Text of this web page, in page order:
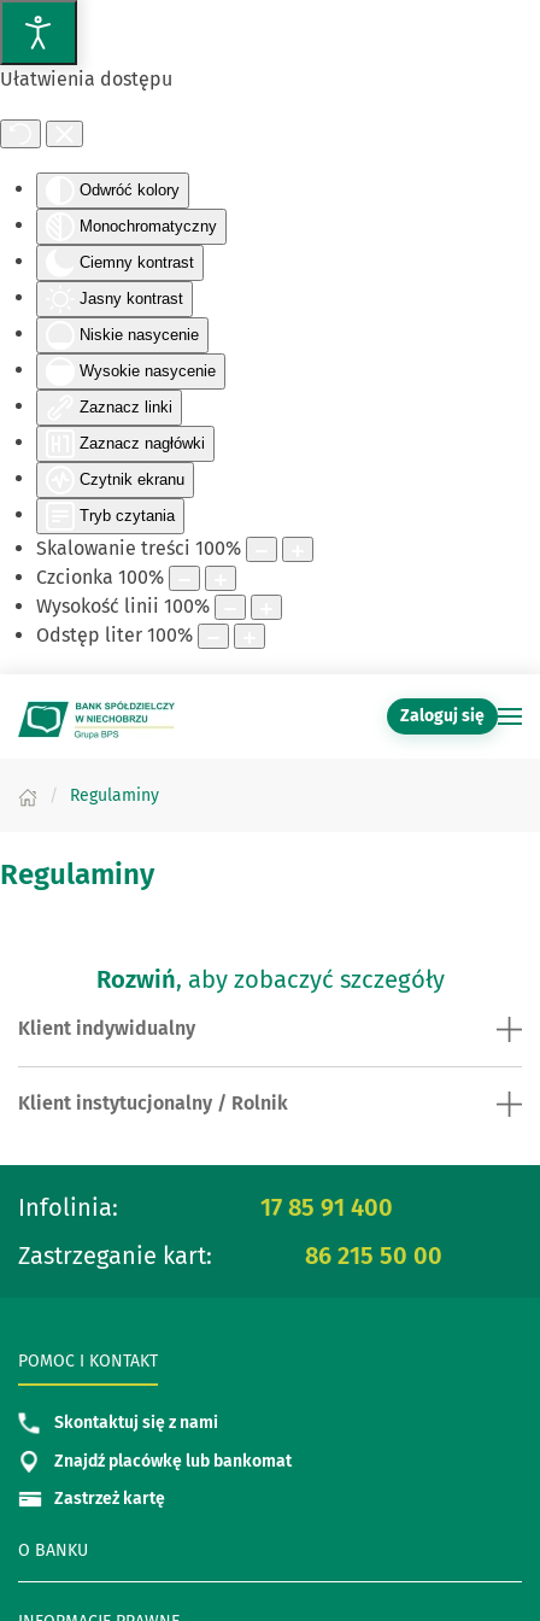
Ułatwienia dostępu
Odwróć kolory
Monochromatyczny
Ciemny kontrast
Jasny kontrast
Niskie nasycenie
Wysokie nasycenie
Zaznacz linki
Zaznacz nagłówki
Czytnik ekranu
Tryb czytania
Skalowanie treści 100%
Czcionka 100%
Wysokość linii 100%
Odstęp liter 100%
Przejdź do głównej treści
Zaloguj się
Regulaminy
Regulaminy
Rozwiń, aby zobaczyć szczegóły
Klient indywidualny
Klient instytucjonalny / Rolnik
Infolinia:
17 85 91 400
Zastrzeganie kart:
86 215 50 00
O BANKU
POMOC I KONTAKT
Skontaktuj się z nami
Znajdź placówkę lub bankomat
Zastrzeż kartę